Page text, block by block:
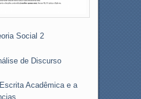
Social 2
de Discurso
Acadêmica e a